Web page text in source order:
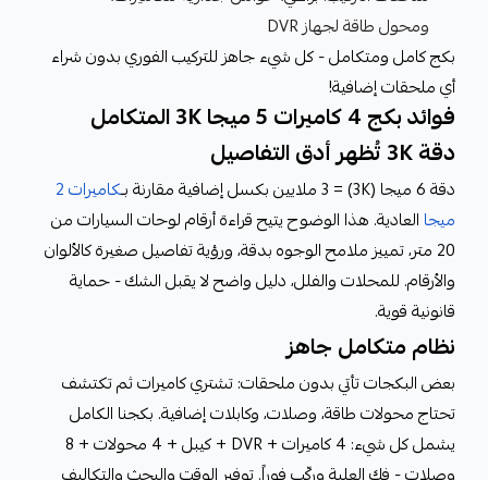
ومحول طاقة لجهاز DVR
بكج كامل ومتكامل - كل شيء جاهز للتركيب الفوري بدون شراء
أي ملحقات إضافية!
فوائد بكج 4 كاميرات 5 ميجا 3K المتكامل
دقة 3K تُظهر أدق التفاصيل
دقة 6 ميجا (3K) = 3 ملايين بكسل إضافية مقارنة بـ
كاميرات 2
ميجا العادية. هذا الوضوح يتيح قراءة أرقام لوحات السيارات من
20 متر، تمييز ملامح الوجوه بدقة، ورؤية تفاصيل صغيرة كالألوان
والأرقام. للمحلات والفلل، دليل واضح لا يقبل الشك - حماية
قانونية قوية.
نظام متكامل جاهز
بعض البكجات تأتي بدون ملحقات: تشتري كاميرات ثم تكتشف
تحتاج محولات طاقة، وصلات، وكابلات إضافية. بكجنا الكامل
يشمل كل شيء: 4 كاميرات + DVR + كيبل + 4 محولات + 8